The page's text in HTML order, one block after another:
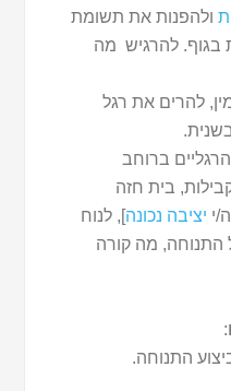
ולהפנות את תשומת
בגוף. להרגיש מה
להרים את רגל
ברוחב
בית חזה
י יציבה נכונה], לנוח
מה קורה
:
התנוחה.